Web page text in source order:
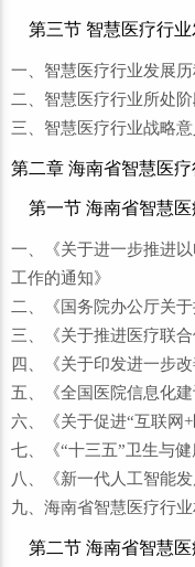
第三节 智慧医疗行
一、智慧医疗行业发展历
二、智慧医疗行业所处
三、智慧医疗行业战略意
第二章 海南省智慧医疗
第一节 海南省智慧
一、《关于进一步推进
工作的通知》
二、《国务院办公厅关
三、《关于推进医疗联
四、《关于印发进一步
五、《全国医院信息化
六、《关于促进“互联网
七、《“十三五”卫生与健
八、《新一代人工智能发
九、海南省智慧医疗行
第二节 海南省智慧